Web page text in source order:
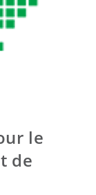
le
de